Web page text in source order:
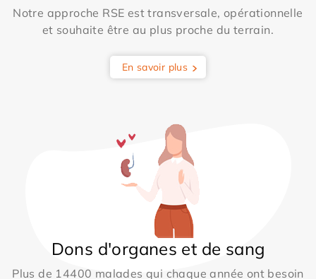
Notre approche RSE est transversale, opérationnelle
et souhaite être au plus proche du terrain.
En savoir plus
Dons d'organes et de sang
Plus de 14400 malades qui chaque année ont besoin